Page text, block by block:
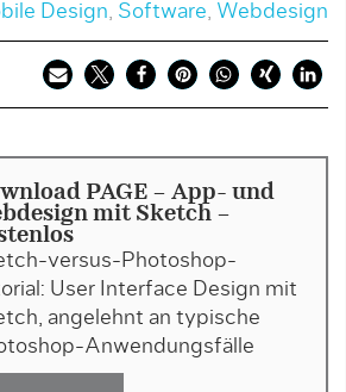
Design, Software, Webdesign
PAGE - App- und
mit Sketch -
versus-Photoshop-
User Interface Design mit
angelehnt an typische
Anwendungsfälle